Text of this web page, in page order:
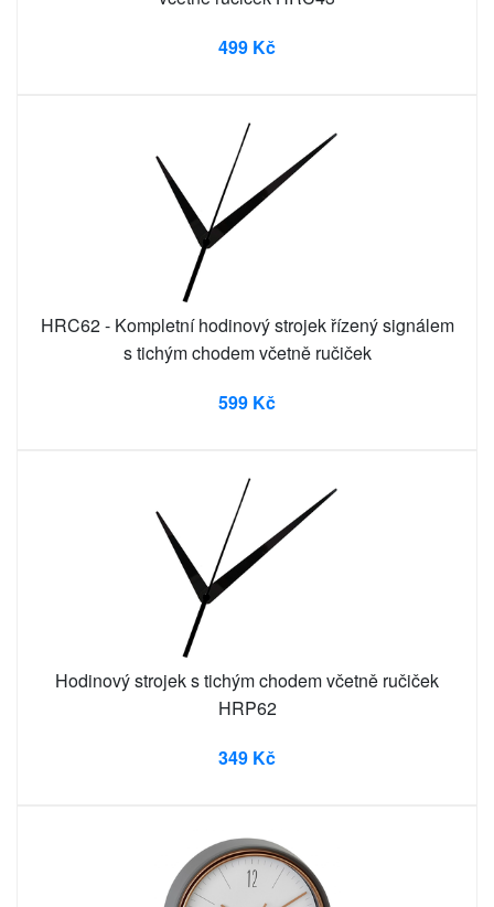
499 Kč
HRC62 - Kompletní hodinový strojek řízený signálem
s tichým chodem včetně ručiček
599 Kč
Hodinový strojek s tichým chodem včetně ručiček
HRP62
349 Kč